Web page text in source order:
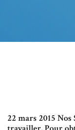
22 mars 2015